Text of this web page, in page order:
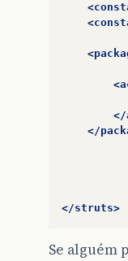
</
</
</struts>
Se alguém